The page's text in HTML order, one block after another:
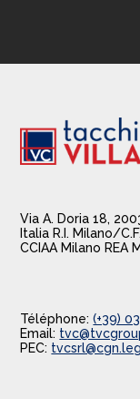
Via A. Doria 18,
Italia R.I. Milano/
CCIAA Milano REA
Téléphone:(+39)
Email:
PEC: